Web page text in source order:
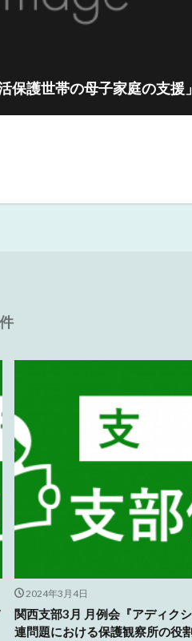
保護世帯の母子家庭の支援」
2024年3月4日
関西支部3月 月例会『アディク
連問題における保護観察所の役